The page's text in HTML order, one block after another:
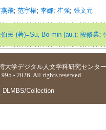
飛; 范宇權; 李娜; 崔強; 張文元
民 (著)=Su, Bo-min (au.); 段修業;
大学デジタル人文学科研究センター
- 2026. All rights reserved
Collection